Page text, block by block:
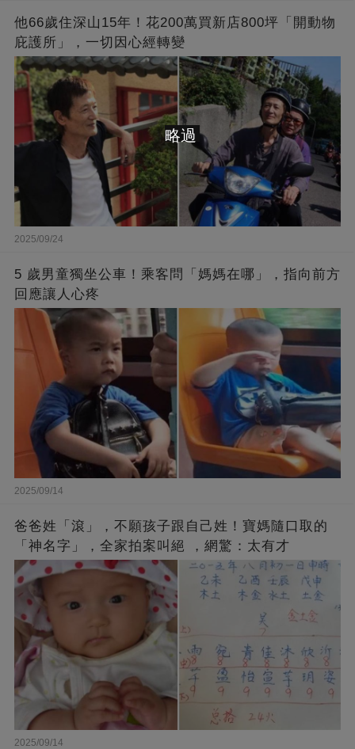
他66歲住深山15年！花200萬買新店800坪「開動物
庇護所」，一切因心經轉變
2025/09/24
5 歲男童獨坐公車！乘客問「媽媽在哪」，指向前方
回應讓人心疼
2025/09/14
爸爸姓「滾」，不願孩子跟自己姓！寶媽隨口取的
「神名字」，全家拍案叫絕 ，網驚：太有才
2025/09/14
略過